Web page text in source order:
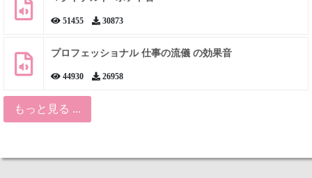
51455 30873
プロフェッショナル 仕事の流儀 の効果音
44930 26958
もっと見る ...